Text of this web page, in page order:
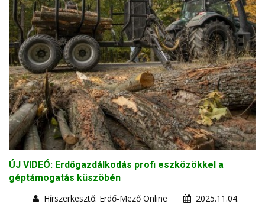
ÚJ VIDEÓ: Erdőgazdálkodás profi eszközökkel a
géptámogatás küszöbén
Hírszerkesztő: Erdő-Mező Online
2025.11.04.